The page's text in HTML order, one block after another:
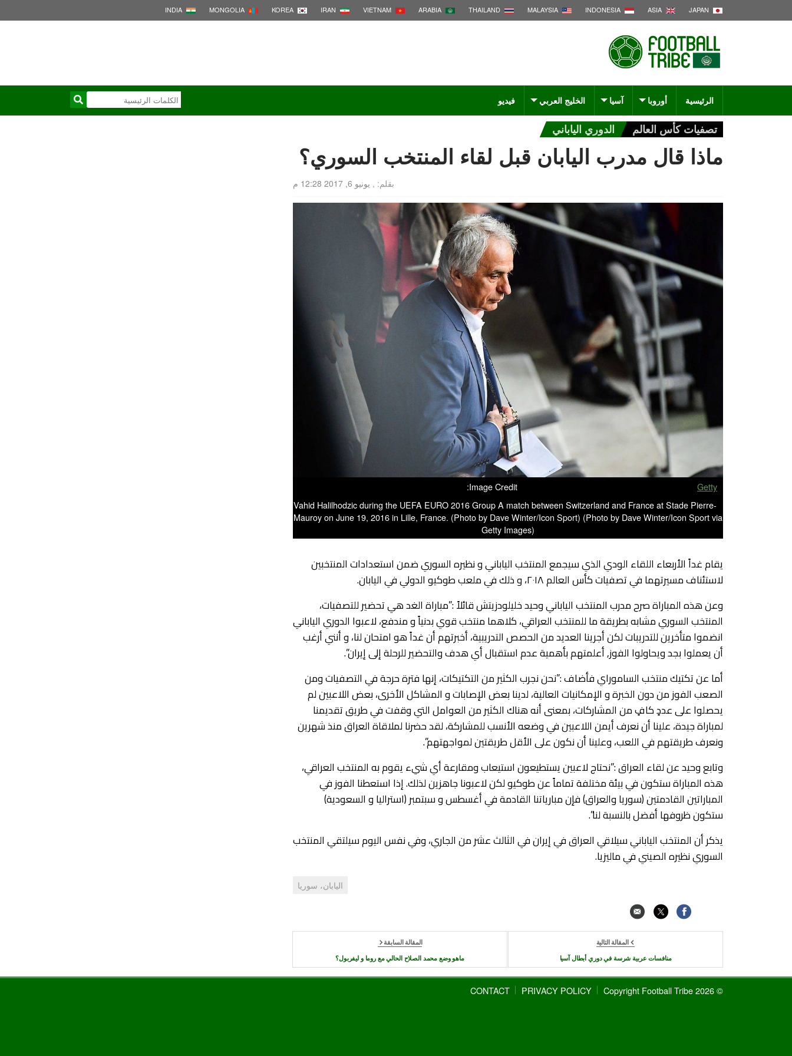
JAPAN
ASIA
INDONESIA
MALAYSIA
THAILAND
ARABIA
VIETNAM
IRAN
KOREA
MONGOLIA
INDIA
الرئيسية أوروبا آسيا الخليج العربي فيديو
تصفيات كأس العالم الدوري الياباني
ماذا قال مدرب اليابان قبل لقاء المنتخب السوري؟
بقلم: , يونيو 6, 2017 12:28 م
Image Credit:
Getty
Vahid Halilhodzic during the UEFA EURO 2016 Group A match between Switzerland and France at Stade Pierre-
Mauroy on June 19, 2016 in Lille, France. (Photo by Dave Winter/Icon Sport) (Photo by Dave Winter/Icon Sport via
Getty Images)
يقام غداً الأربعاء اللقاء الودي الذي سيجمع المنتخب الياباني و نظيره السوري ضمن استعدادات المنتخبين
لاستئناف مسيرتهما في تصفيات كأس العالم ٢٠١٨، و ذلك في ملعب طوكيو الدولي في اليابان.
وعن هذه المباراة صرح مدرب المنتخب الياباني وحيد خليلودزيتش قائلاً :”مباراة الغد هي تحضير للتصفيات،
المنتخب السوري مشابه بطريقة ما للمنتخب العراقي، كلاهما منتخب قوي بدنياً و مندفع، لاعبوا الدوري الياباني
انضموا متأخرين للتدريبات لكن أجرينا العديد من الحصص التدريبية، أخبرتهم أن غداً هو امتحان لنا، و أنني أرغب
أن يعملوا بجد ويحاولوا الفوز, أعلمتهم بأهمية عدم استقبال أي هدف والتحضير للرحلة إلى إيران”.
أما عن تكتيك منتخب الساموراي فأضاف :”نحن نجرب الكثير من التكتيكات، إنها فترة حرجة في التصفيات ومن
الصعب الفوز من دون الخبرة و الإمكانيات العالية، لدينا بعض الإصابات و المشاكل الأخرى، بعض اللاعبين لم
يحصلوا على عددٍ كافٍ من المشاركات، بمعنى أنه هناك الكثير من العوامل التي وقفت في طريق تقديمنا
لمباراة جيدة، علينا أن نعرف أيمن اللاعبين في وضعه الأنسب للمشاركة، لقد حضرنا لملاقاة العراق منذ شهرين
ونعرف طريقتهم في اللعب، وعلينا أن نكون على الأقل طريقتين لمواجهتهم”.
وتابع وحيد عن لقاء العراق :”نحتاج لاعبين يستطيعون استيعاب ومقارعة أي شيء يقوم به المنتخب العراقي،
هذه المباراة ستكون في بيئة مختلفة تماماً عن طوكيو لكن لاعبونا جاهزين لذلك. إذا استعطنا الفوز في
المباراتين القادمتين (سوريا والعراق) فإن مبارياتنا القادمة في أغسطس و سبتمبر (استراليا و السعودية)
ستكون ظروفها أفضل بالنسبة لنا”.
يذكر أن المنتخب الياباني سيلاقي العراق في إيران في الثالث عشر من الجاري، وفي نفس اليوم سيلتقي المنتخب
السوري نظيره الصيني في ماليزيا.
اليابان، سوريا
المقالة التالية
منافسات عربية شرسة في دوري أبطال آسيا
المقالة السابقة
ماهو وضع محمد الصلاح الحالي مع روما و ليفربول؟
© 2026 Copyright Football Tribe
CONTACT PRIVACY POLICY